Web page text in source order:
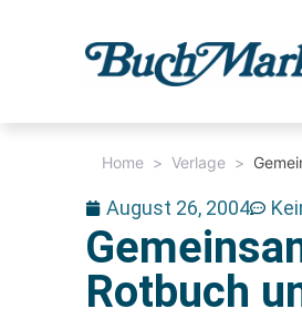
Home > Verlage >
August 26, 2004
Rotbuch